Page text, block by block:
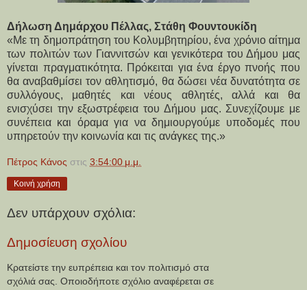
Δήλωση Δημάρχου Πέλλας, Στάθη Φουντουκίδη
«Με τη δημοπράτηση του Κολυμβητηρίου, ένα χρόνιο αίτημα
των πολιτών των Γιαννιτσών και γενικότερα του Δήμου μας
γίνεται πραγματικότητα. Πρόκειται για ένα έργο πνοής που
θα αναβαθμίσει τον αθλητισμό, θα δώσει νέα δυνατότητα σε
συλλόγους, μαθητές και νέους αθλητές, αλλά και θα
ενισχύσει την εξωστρέφεια του Δήμου μας. Συνεχίζουμε με
συνέπεια και όραμα για να δημιουργούμε υποδομές που
υπηρετούν την κοινωνία και τις ανάγκες της.»
Πέτρος Κάνος στις 3:54:00 μ.μ.
Κοινή χρήση
Δεν υπάρχουν σχόλια:
Δημοσίευση σχολίου
Κρατείστε την ευπρέπεια και τον πολιτισμό στα
σχόλιά σας. Οποιοδήποτε σχόλιο αναφέρεται σε